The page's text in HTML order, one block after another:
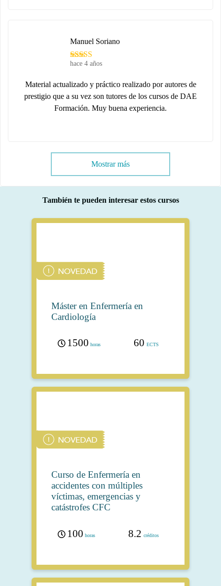
hace 4 años
Manuel Soriano
Material actualizado y práctico realizado por autores de
prestigio que a su vez son tutores de los cursos de DAE
Formación. Muy buena experiencia.
Mostrar más
También te pueden interesar estos cursos
Máster en Enfermería en
Cardiología
1500 horas 60 ECTS
Curso de Enfermería en
accidentes con múltiples
víctimas, emergencias y
catástrofes CFC
100 horas 8.2 créditos